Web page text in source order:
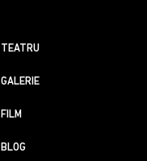
TEATRU
GALERIE
FILM
BLOG